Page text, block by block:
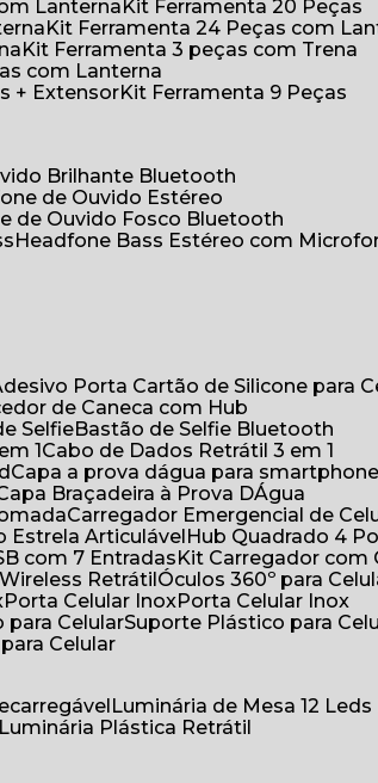
Lanterna
Kit Ferramenta 20 Peças
Kit Ferramenta 24 Peças com
Kit Ferramenta 3 peças com Trena
com Lanterna
+ Extensor
Kit Ferramenta 9 Peças
Brilhante Bluetooth
Fone de Ouvido Estéreo
de Ouvido Fosco Bluetooth
Headfone Bass Estéreo com
Adesivo Porta Cartão de Silicone para
de Caneca com Hub
Selfie
Bastão de Selfie Bluetooth
1
Cabo de Dados Retrátil 3 em 1
Capa a prova dágua para
Capa Braçadeira à Prova DÁgua
Carregador Emergencial de
Estrela Articulável
Hub Quadrado 4
com 7 Entradas
Kit Carregador com
Wireless Retrátil
Óculos 360º para
Porta Celular Inox
Porta Celular Inox
para Celular Suporte Plástico para
Celular
Luminária de Mesa 12
Luminária Plástica Retrátil